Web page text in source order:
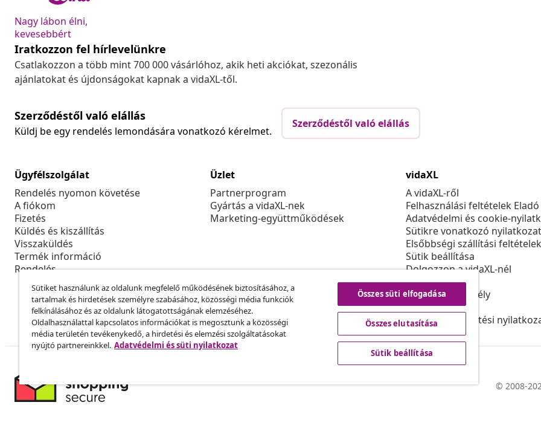
Nagy lábon élni,
kevesebbért
Iratkozzon fel hírlevelünkre
Csatlakozzon a több mint 700 000 vásárlóhoz, akik heti akciókat, szezonális
ajánlatokat és újdonságokat kapnak a vidaXL-től.
Szerződéstől való elállás
Küldj be egy rendelés lemondására vonatkozó kérelmet.
Szerződéstől való elállás
Ügyfélszolgálat
Rendelés nyomon követése
A fiókom
Fizetés
Küldés és kiszállítás
Visszaküldés
Termék információ
Rendelés
Üzlet
Partnerprogram
Gyártás a vidaXL-nek
Marketing-együttműködések
vidaXL
A vidaXL-ről
Felhasználási feltételek Eladó
Adatvédelmi és cookie-
Sütikre vonatkozó nyilatkozat
Elsőbbségi szállítási feltételek
Sütik beállítása
Dolgozzon a vidaXL-nél
Biztonsági
EU felelős személy
Politikával EPR
Akadálymentesítési
© 2008-
Sütiket használunk az oldalunk megfelelő működésének biztosításához, a
tartalmak és hirdetések személyre szabásához, közösségi média funkciók
felkínálásához és az oldalunk látogatottságának elemzéséhez.
Oldalhasználattal kapcsolatos információkat is megosztunk a közösségi
média területén tevékenykedő, a hirdetési és elemzési szolgáltatásokat
nyújtó partnereinkkel. Adatvédelmi és süti nyilatkozat
Összes süti elfogadása
Összes elutasítása
Sütik beállítása